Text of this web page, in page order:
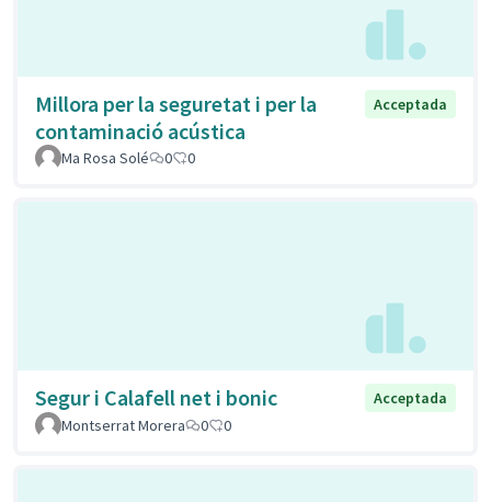
Millora per la seguretat i per la
contaminació acústica
Acceptada
Ma Rosa Solé 0 0
Segur i Calafell net i bonic
Acceptada
Montserrat Morera
0 0